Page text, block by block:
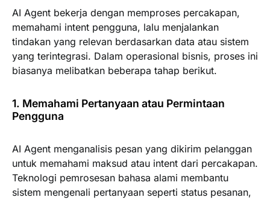
AI Agent bekerja dengan memproses percakapan,
memahami intent pengguna, lalu menjalankan
tindakan yang relevan berdasarkan data atau sistem
yang terintegrasi. Dalam operasional bisnis, proses ini
biasanya melibatkan beberapa tahap berikut.
1. Memahami Pertanyaan atau Permintaan
Pengguna
AI Agent menganalisis pesan yang dikirim pelanggan
untuk memahami maksud atau intent dari percakapan.
Teknologi pemrosesan bahasa alami membantu
sistem mengenali pertanyaan seperti status pesanan,